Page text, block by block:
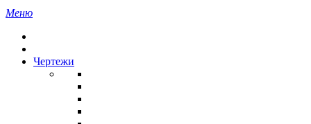
Меню
Чертежи